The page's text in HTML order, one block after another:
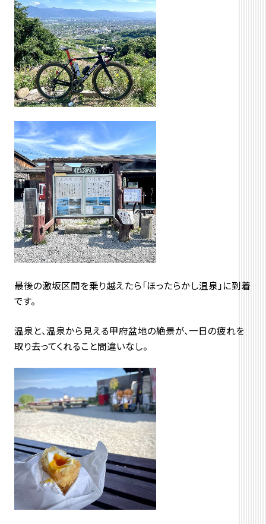
最後の激坂区間を乗り越えたら「ほったらかし温泉」に到着
です。
温泉と、温泉から見える甲府盆地の絶景が、一日の疲れを
取り去ってくれること間違いなし。